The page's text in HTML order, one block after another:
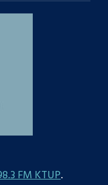
FM KTUP.